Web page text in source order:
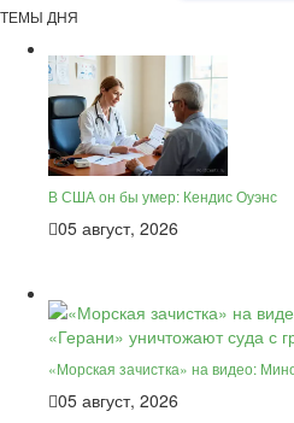
ТЕМЫ ДНЯ
В США он бы умер: Кендис Оуэнс
05 август, 2026
«Морская зачистка» на видео:
05 август, 2026